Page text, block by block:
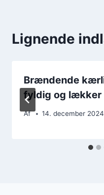
Lignende
Brændende
fyldig og lækker
Af 14. december 2024